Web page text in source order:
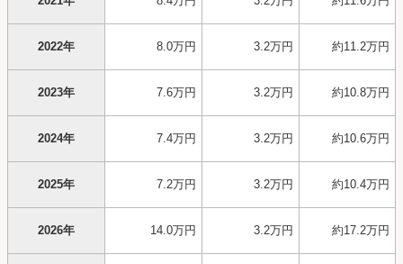
2022年 8.0万円 3.2万円 約11.2万円
2023年 7.6万円 3.2万円 約10.8万円
2024年 7.4万円 3.2万円 約10.6万円
2025年 7.2万円 3.2万円 約10.4万円
2026年 14.0万円 3.2万円 約17.2万円